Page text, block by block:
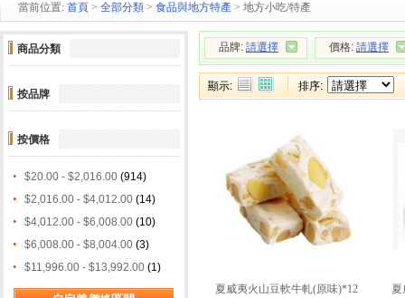
當前位置: 首頁 > 全部分類 > 食品與地方特產 > 地方小吃/特產
商品分類
按品牌
按價格
$20.00 - $2,016.00 (914)
$2,016.00 - $4,012.00 (14)
$4,012.00 - $6,008.00 (10)
$6,008.00 - $8,004.00 (3)
$11,996.00 - $13,992.00 (1)
品牌: 請選擇 價格: 請選擇
顯示: 排序:
夏威夷火山豆軟牛軋(原味)*12